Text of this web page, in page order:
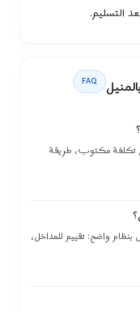
التسليم.
FAQ
تكلفة مكتوب، طريقة
واضح: تقييم للمداخل،